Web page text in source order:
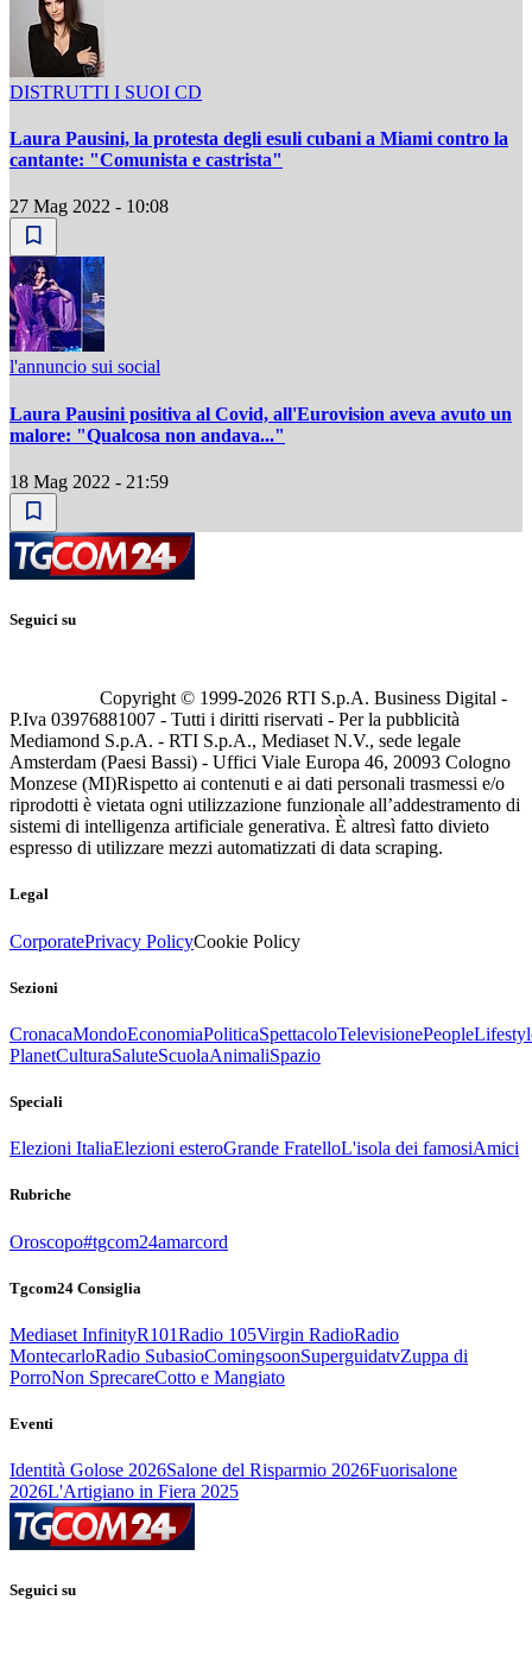
DISTRUTTI I SUOI CD
Laura Pausini, la protesta degli esuli cubani a Miami contro la
cantante: "Comunista e castrista"
27 Mag 2022 - 10:08
l'annuncio sui social
Laura Pausini positiva al Covid, all'Eurovision aveva avuto un
malore: "Qualcosa non andava..."
18 Mag 2022 - 21:59
Seguici su
Copyright © 1999-2026 RTI S.p.A. Business Digital -
P.Iva 03976881007 - Tutti i diritti riservati - Per la pubblicità
Mediamond S.p.A. - RTI S.p.A., Mediaset N.V., sede legale
Amsterdam (Paesi Bassi) - Uffici Viale Europa 46, 20093 Cologno
Monzese (MI)Rispetto ai contenuti e ai dati personali trasmessi e/o
riprodotti è vietata ogni utilizzazione funzionale all’addestramento di
sistemi di intelligenza artificiale generativa. È altresì fatto divieto
espresso di utilizzare mezzi automatizzati di data scraping.
Legal
CorporatePrivacy PolicyCookie Policy
Sezioni
CronacaMondoEconomiaPoliticaSpettacoloTelevisionePeople
PlanetCulturaSaluteScuolaAnimaliSpazio
Speciali
Elezioni ItaliaElezioni esteroGrande FratelloL'isola dei famosiAmici
Rubriche
Oroscopo#tgcom24amarcord
Tgcom24 Consiglia
Mediaset InfinityR101Radio 105Virgin RadioRadio
MontecarloRadio SubasioComingsoonSuperguidatvZuppa di
PorroNon SprecareCotto e Mangiato
Eventi
Identità Golose 2026Salone del Risparmio 2026Fuorisalone
2026L'Artigiano in Fiera 2025
Seguici su